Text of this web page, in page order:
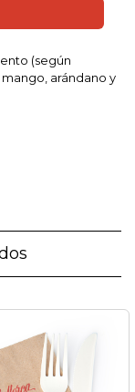
(según
arándano y